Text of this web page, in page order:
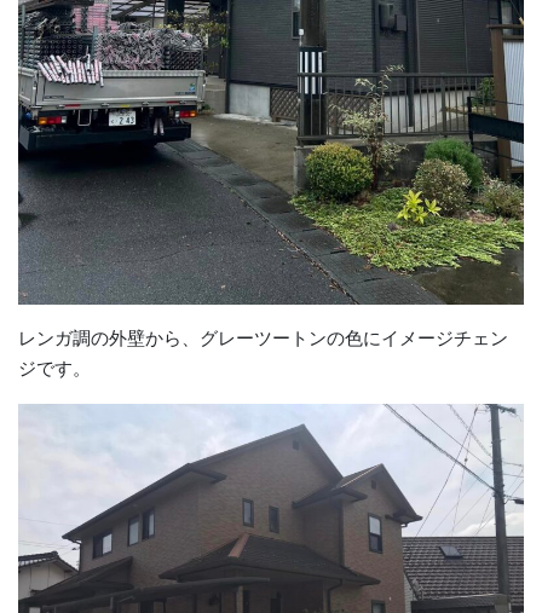
レンガ調の外壁から、グレーツートンの色にイメージチェン
ジです。